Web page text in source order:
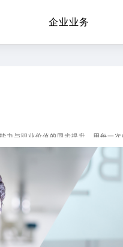
企业业务
力与职业价值的同步提升，用每一次